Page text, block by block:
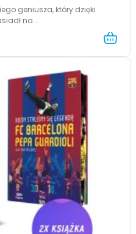
geniusza, który dzięki
na...